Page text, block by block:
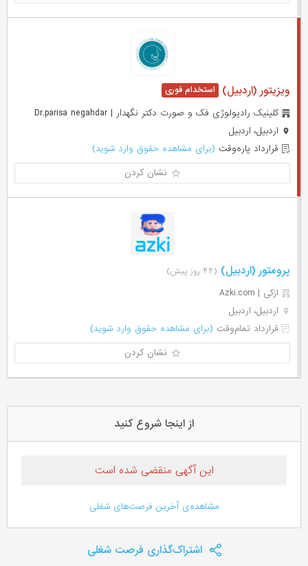
ویزیتور (اردبیل)
کلینیک رادیولوژی فک و صورت دکتر نگهدار | Dr.parisa negahdar
اردبیل، اردبیل
قرارداد پاره‌وقت (برای مشاهده حقوق وارد شوید)
نشان کردن
پرومتور (اردبیل) (۴۴ روز پیش)
ازکی | Azki‌.com
اردبیل، اردبیل
قرارداد تمام‌وقت (برای مشاهده حقوق وارد شوید)
نشان کردن
از اینجا شروع کنید
این آگهی منقضی شده است
مشاهده‌ی آخرین فرصت‌های شغلی
اشتراک‌گذاری فرصت شغلی